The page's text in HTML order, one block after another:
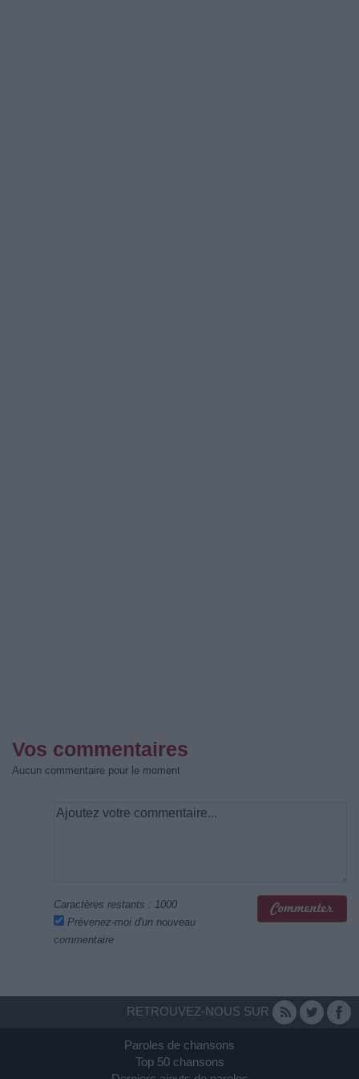
Vos commentaires
Aucun commentaire pour le moment
Caractères restants : 1000
Prévenez-moi d'un nouveau
commentaire
RETROUVEZ-NOUS SUR
Paroles de chansons
Top 50 chansons